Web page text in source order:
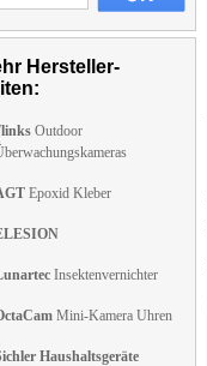
Hersteller-
Outdoor
Epoxid Kleber
Insektenvernichter
Mini-Kamera Uhren
Haushaltsgeräte